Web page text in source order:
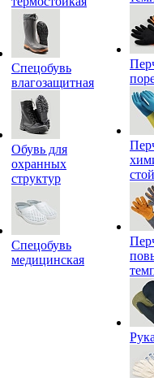
Спецобувь
влагозащитная
Обувь для
охранных
структур
Спецобувь
медицинская